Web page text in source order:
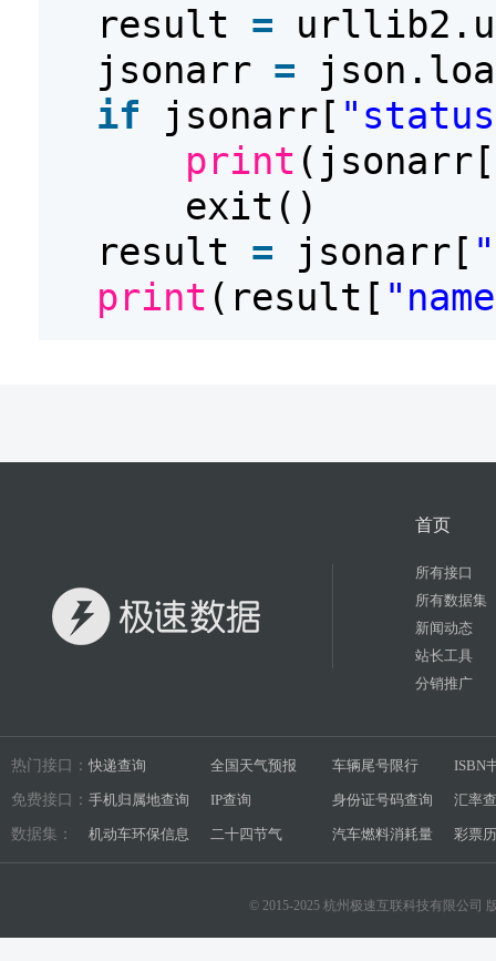
result =
jsonarr =
if
jsonarr[
print (jsonarr[
exit()
result = jsonarr[
print (result[
首页
所有接口
所有数据集
新闻动态
站长工具
分销推广
热门接口： 快递查询 全国天气预报 车辆尾号限行 ISBN
免费接口： 手机归属地查询 IP查询 身份证号码查询 汇率
数据集： 机动车环保信息 二十四节气 汽车燃料消耗量 彩票
© 2015-2025 杭州极速互联科技有限公司